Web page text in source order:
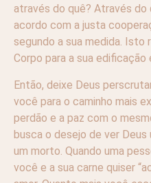
através do quê? Através
acordo com a justa
segundo a sua medida. Isto
Corpo para a sua edificação
Então, deixe Deus
você para o caminho mais
perdão e a paz com o
busca o desejo de ver
um morto. Quando uma
você e a sua carne quiser